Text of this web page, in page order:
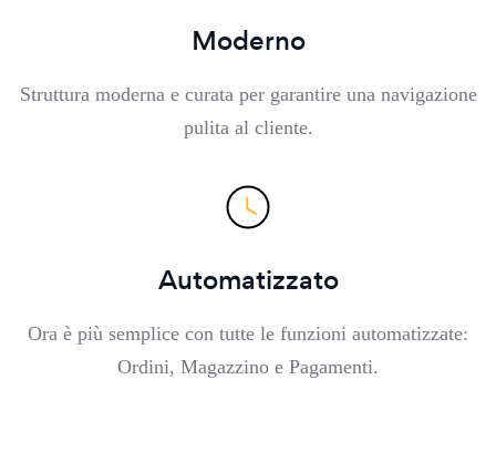
Moderno
Struttura moderna e curata per garantire una navigazione
pulita al cliente.
Automatizzato
Ora è più semplice con tutte le funzioni automatizzate:
Ordini, Magazzino e Pagamenti.